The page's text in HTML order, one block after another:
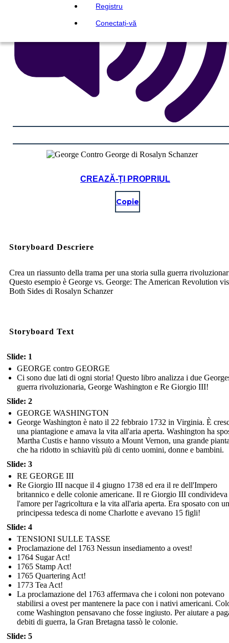
Registru
Conectați-vă
CREAZĂ-ȚI PROPRIUL
Copie
Storyboard Descriere
Crea un riassunto della trama per una storia sulla guerra
Questo esempio è George vs. George: The American Revolution
Both Sides di Rosalyn Schanzer
Storyboard Text
Slide: 1
GEORGE contro GEORGE
Ci sono due lati di ogni storia! Questo libro analizza i due
guerra rivoluzionaria, George Washington e Re Giorgio III!
Slide: 2
GEORGE WASHINGTON
George Washington è nato il 22 febbraio 1732 in Virginia. È
una piantagione e amava la vita all'aria aperta. Washington ha
Martha Custis e hanno vissuto a Mount Vernon, una grande
che ha ridotto in schiavitù più di cento uomini, donne e bambini.
Slide: 3
RE GEORGE III
Re Giorgio III nacque il 4 giugno 1738 ed era il re dell'Impero
britannico e delle colonie americane. Il re Giorgio III condivideva
l'amore per l'agricoltura e la vita all'aria aperta. Era sposato con
principessa tedesca di nome Charlotte e avevano 15 figli!
Slide: 4
TENSIONI SULLE TASSE
Proclamazione del 1763 Nessun insediamento a ovest!
1764 Sugar Act!
1765 Stamp Act!
1765 Quartering Act!
1773 Tea Act!
La proclamazione del 1763 affermava che i coloni non potevano
stabilirsi a ovest per mantenere la pace con i nativi americani.
come Washington pensavano che fosse ingiusto. Per aiutare a
debiti di guerra, la Gran Bretagna tassò le colonie.
Slide: 5